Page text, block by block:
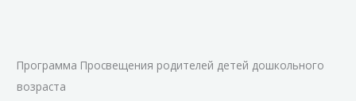
Программа Просвещения родителей детей дошкольного
возраста